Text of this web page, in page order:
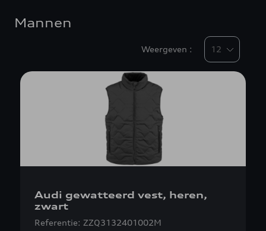
Mannen
Weergeven :
Audi gewatteerd vest, heren,
zwart
Referentie: ZZQ3132401002M